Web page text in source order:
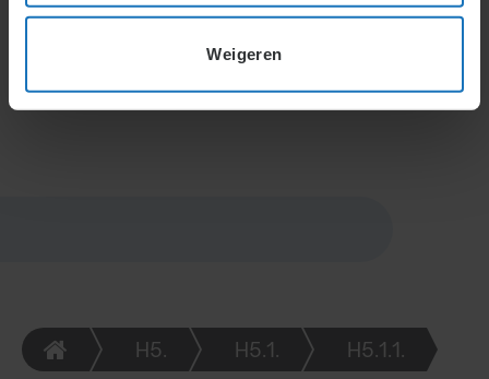
Weigeren
wegens ernstige belemmering van werkzaamheden.
zittingsperiode, tenzij vrijwillig voortgezet. Plaatsen
worden conform reglement opgevuld.
H5. H5.1. H5.1.1.